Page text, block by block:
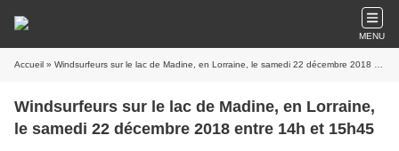
MENU
Accueil » Windsurfeurs sur le lac de Madine, en Lorraine, le samedi 22 décembre 2018 entre 14h et 15h45
Windsurfeurs sur le lac de Madine, en Lorraine,
le samedi 22 décembre 2018 entre 14h et 15h45